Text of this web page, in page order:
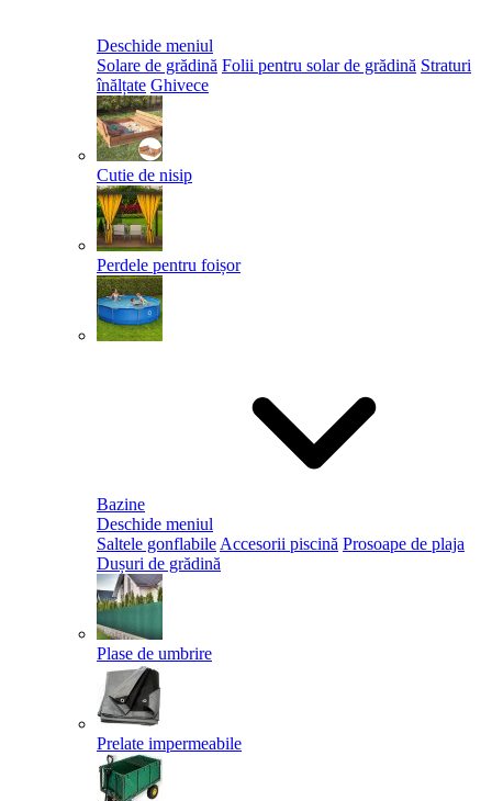
Deschide meniul
Solare de grădină Folii pentru solar de grădină Straturi
înălțate Ghivece
Cutie de nisip
Perdele pentru foișor
Bazine
Deschide meniul
Saltele gonflabile Accesorii piscină Prosoape de plaja
Dușuri de grădină
Plase de umbrire
Prelate impermeabile